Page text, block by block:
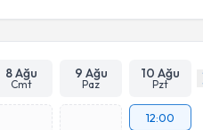
8 Ağu
Cmt
9 Ağu
Paz
10 Ağu
Pzt
12:00